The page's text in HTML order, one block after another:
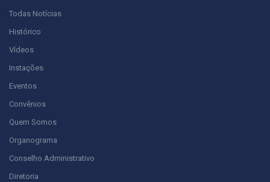
Todas Notícias
Histórico
Vídeos
Instações
Eventos
Convênios
Quem Somos
Organograma
Conselho Administrativo
Diretoria